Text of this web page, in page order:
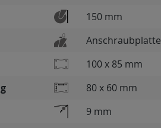
150 mm
Anschraubplatte
100 x 85 mm
80 x 60 mm
9 mm